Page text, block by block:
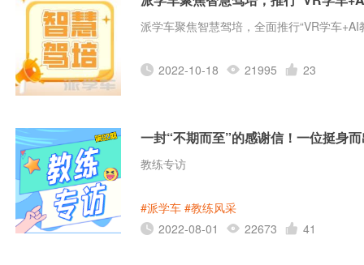
派学车聚焦智慧驾培，全面推行“VR学车+AI
2022-10-18 21995 23
一封“不期而至”的感谢信！一位挺身
教练专访
#派学车 #教练风采
2022-08-01
22673 41